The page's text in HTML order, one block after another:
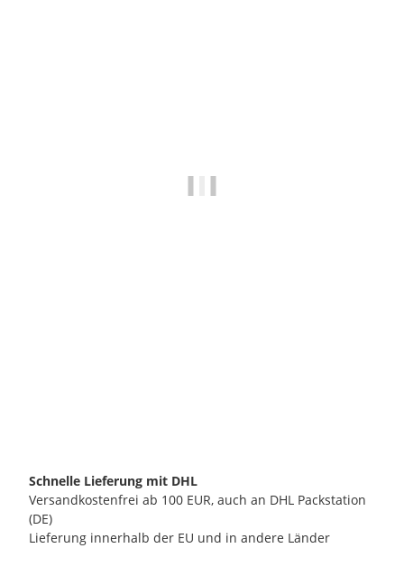
Schnelle Lieferung mit DHL
Versandkostenfrei ab 100 EUR, auch an DHL Packstation
(DE)
Lieferung innerhalb der EU und in andere Länder